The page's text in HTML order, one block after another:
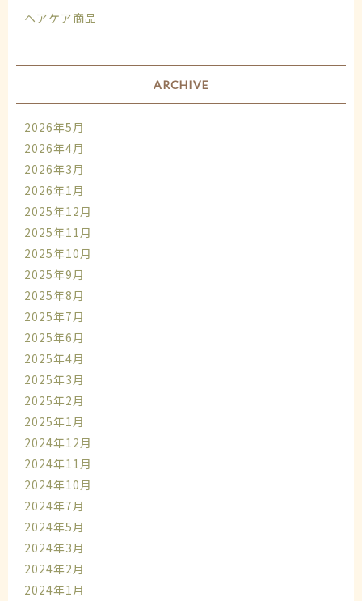
ヘアケア商品
ARCHIVE
2026年5月
2026年4月
2026年3月
2026年1月
2025年12月
2025年11月
2025年10月
2025年9月
2025年8月
2025年7月
2025年6月
2025年4月
2025年3月
2025年2月
2025年1月
2024年12月
2024年11月
2024年10月
2024年7月
2024年5月
2024年3月
2024年2月
2024年1月